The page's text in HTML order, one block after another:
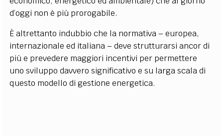
d’oggi non è più prorogabile.
È altrettanto indubbio che la normativa – europea,
internazionale ed italiana – deve strutturarsi ancor di
più e prevedere maggiori incentivi per permettere
uno sviluppo davvero significativo e su larga scala di
questo modello di gestione energetica.